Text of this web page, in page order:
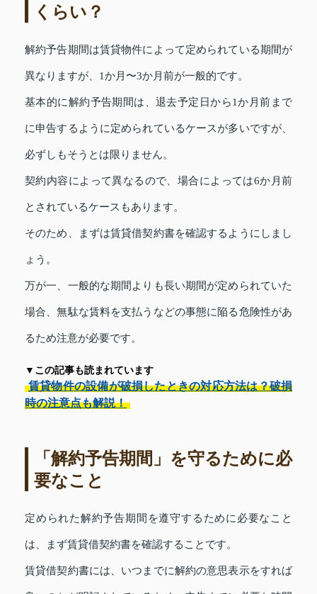
くらい？
解約予告期間は賃貸物件によって定められている期間が
異なりますが、1か月〜3か月前が一般的です。
基本的に解約予告期間は、退去予定日から1か月前まで
に申告するように定められているケースが多いですが、
必ずしもそうとは限りません。
契約内容によって異なるので、場合によっては6か月前
とされているケースもあります。
そのため、まずは賃貸借契約書を確認するようにしまし
ょう。
万が一、一般的な期間よりも長い期間が定められていた
場合、無駄な賃料を支払うなどの事態に陥る危険性があ
るため注意が必要です。
▼この記事も読まれています
賃貸物件の設備が破損したときの対応方法は？破損
時の注意点も解説！
「解約予告期間」を守るために必
要なこと
定められた解約予告期間を遵守するために必要なこと
は、まず賃貸借契約書を確認することです。
賃貸借契約書には、いつまでに解約の意思表示をすれば